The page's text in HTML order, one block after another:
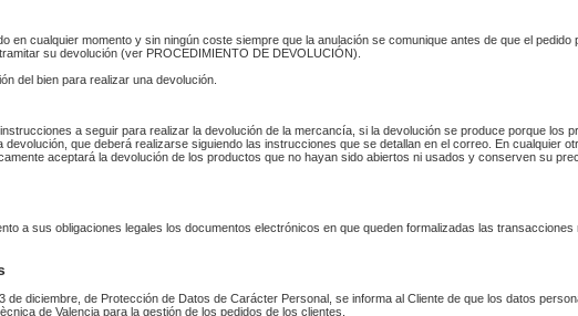
en cualquier momento y sin ningún coste siempre que la anulación se comunique antes de que el pedido
su devolución (ver PROCEDIMIENTO DE DEVOLUCIÓN).
del bien para realizar una devolución.
a seguir para realizar la devolución de la mercancía, si la devolución se produce porque los
que deberá realizarse siguiendo las instrucciones que se detallan en el correo. En cualquier
aceptará la devolución de los productos que no hayan sido abiertos ni usados y conserven su
a sus obligaciones legales los documentos electrónicos en que queden formalizadas las transacciones
diciembre, de Protección de Datos de Carácter Personal, se informa al Cliente de que los datos
de Valencia para la gestión de los pedidos de los clientes.